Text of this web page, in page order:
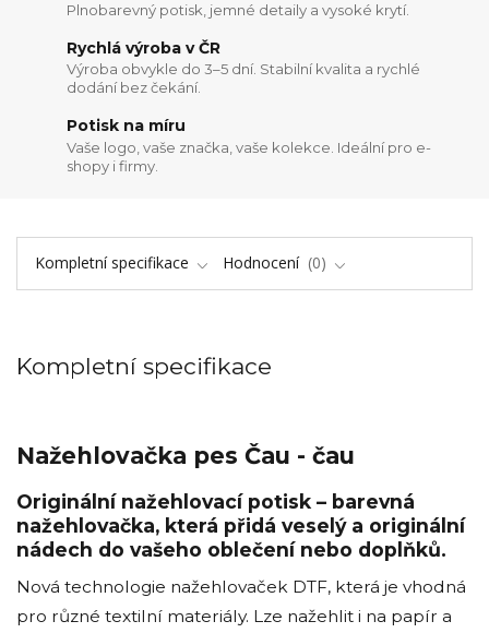
Plnobarevný potisk, jemné detaily a vysoké krytí.
Rychlá výroba v ČR
Výroba obvykle do 3–5 dní. Stabilní kvalita a rychlé
dodání bez čekání.
Potisk na míru
Vaše logo, vaše značka, vaše kolekce. Ideální pro e-
shopy i firmy.
Kompletní specifikace Hodnocení 0
Kompletní specifikace
Nažehlovačka pes Čau - čau
Originální nažehlovací potisk – barevná
nažehlovačka, která přidá veselý a originální
nádech do vašeho oblečení nebo doplňků.
Nová technologie nažehlovaček DTF, která je vhodná
pro různé textilní materiály. Lze nažehlit i na papír a